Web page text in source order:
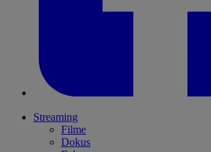
Streaming
Filme
Dokus